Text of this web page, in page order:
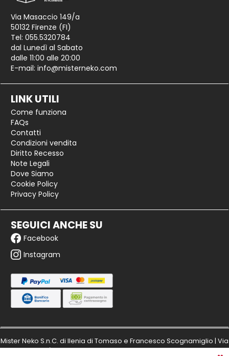
Via Masaccio 149/a
50132 Firenze (FI)
Tel: 055.5320784
dal Lunedì al Sabato
dalle 11:00 alle 20:00
E-mail: info@misterneko.com
LINK UTILI
Come funziona
FAQs
Contatti
Condizioni vendita
Diritto Recesso
Note Legali
Dove Siamo
Cookie Policy
Privacy Policy
SEGUICI ANCHE SU
Facebook
Instagram
Mister Neko S.n.C. di Ilenia di Tomaso e Francesco Scognamiglio | Via
Masaccio 149/a - 50132 Firenze | Partita IVA: IT06173980480 | Numero